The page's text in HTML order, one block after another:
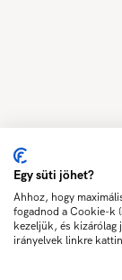
Egy süti jöhet?
Ahhoz, hogy
fogadnod a Cookie-k
kezeljük, és kizárólag
irányelvek linkre